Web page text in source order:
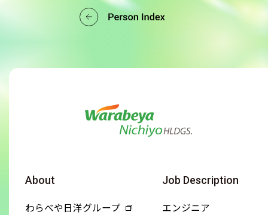
About
わらべや日洋グループ
Job Description
エンジニア